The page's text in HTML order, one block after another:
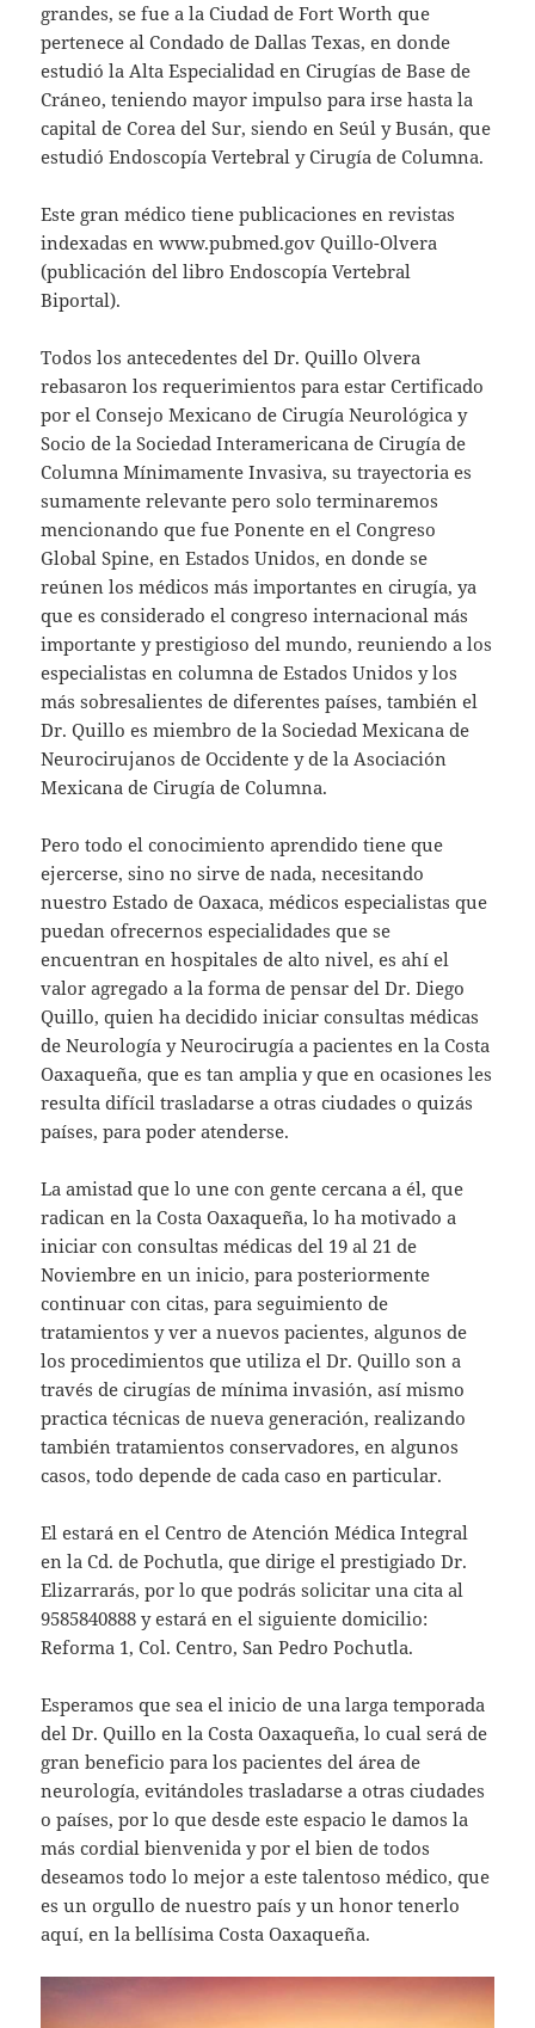
grandes, se fue a la Ciudad de Fort Worth que
pertenece al Condado de Dallas Texas, en donde
estudió la Alta Especialidad en Cirugías de Base de
Cráneo, teniendo mayor impulso para irse hasta la
capital de Corea del Sur, siendo en Seúl y Busán, que
estudió Endoscopía Vertebral y Cirugía de Columna.
Este gran médico tiene publicaciones en revistas
indexadas en www.pubmed.gov Quillo-Olvera
(publicación del libro Endoscopía Vertebral
Biportal).
Todos los antecedentes del Dr. Quillo Olvera
rebasaron los requerimientos para estar Certificado
por el Consejo Mexicano de Cirugía Neurológica y
Socio de la Sociedad Interamericana de Cirugía de
Columna Mínimamente Invasiva, su trayectoria es
sumamente relevante pero solo terminaremos
mencionando que fue Ponente en el Congreso
Global Spine, en Estados Unidos, en donde se
reúnen los médicos más importantes en cirugía, ya
que es considerado el congreso internacional más
importante y prestigioso del mundo, reuniendo a los
especialistas en columna de Estados Unidos y los
más sobresalientes de diferentes países, también el
Dr. Quillo es miembro de la Sociedad Mexicana de
Neurocirujanos de Occidente y de la Asociación
Mexicana de Cirugía de Columna.
Pero todo el conocimiento aprendido tiene que
ejercerse, sino no sirve de nada, necesitando
nuestro Estado de Oaxaca, médicos especialistas que
puedan ofrecernos especialidades que se
encuentran en hospitales de alto nivel, es ahí el
valor agregado a la forma de pensar del Dr. Diego
Quillo, quien ha decidido iniciar consultas médicas
de Neurología y Neurocirugía a pacientes en la Costa
Oaxaqueña, que es tan amplia y que en ocasiones les
resulta difícil trasladarse a otras ciudades o quizás
países, para poder atenderse.
La amistad que lo une con gente cercana a él, que
radican en la Costa Oaxaqueña, lo ha motivado a
iniciar con consultas médicas del 19 al 21 de
Noviembre en un inicio, para posteriormente
continuar con citas, para seguimiento de
tratamientos y ver a nuevos pacientes, algunos de
los procedimientos que utiliza el Dr. Quillo son a
través de cirugías de mínima invasión, así mismo
practica técnicas de nueva generación, realizando
también tratamientos conservadores, en algunos
casos, todo depende de cada caso en particular.
El estará en el Centro de Atención Médica Integral
en la Cd. de Pochutla, que dirige el prestigiado Dr.
Elizarrarás, por lo que podrás solicitar una cita al
9585840888 y estará en el siguiente domicilio:
Reforma 1, Col. Centro, San Pedro Pochutla.
Esperamos que sea el inicio de una larga temporada
del Dr. Quillo en la Costa Oaxaqueña, lo cual será de
gran beneficio para los pacientes del área de
neurología, evitándoles trasladarse a otras ciudades
o países, por lo que desde este espacio le damos la
más cordial bienvenida y por el bien de todos
deseamos todo lo mejor a este talentoso médico, que
es un orgullo de nuestro país y un honor tenerlo
aquí, en la bellísima Costa Oaxaqueña.